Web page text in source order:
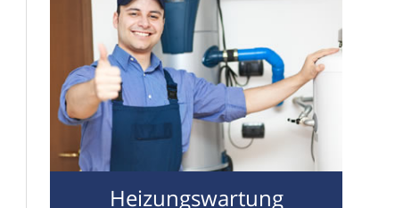
Heizungswartung